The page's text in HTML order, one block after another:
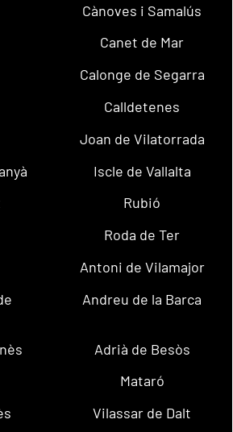
Cànoves i Samalús
Canet de Mar
Calonge de Segarra
Calldetenes
Joan de Vilatorrada
Iscle de Vallalta
Rubió
Roda de Ter
Antoni de Vilamajor
Andreu de la Barca
Adrià de Besòs
Mataró
Vilassar de Dalt